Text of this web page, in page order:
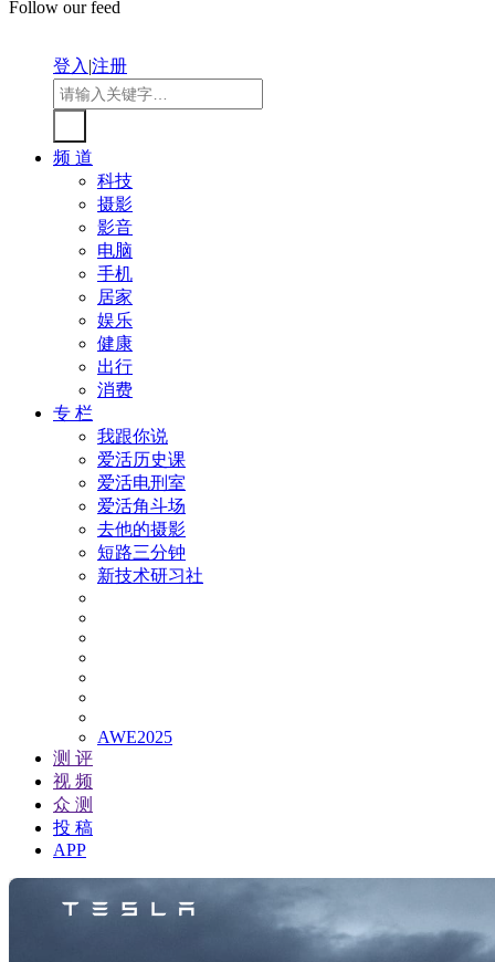
Follow our feed
登入|注册
频 道
科技
摄影
影音
电脑
手机
居家
娱乐
健康
出行
消费
专 栏
我跟你说
爱活历史课
爱活电刑室
爱活角斗场
去他的摄影
短路三分钟
新技术研习社
AWE2025
测 评
视 频
众 测
投 稿
APP